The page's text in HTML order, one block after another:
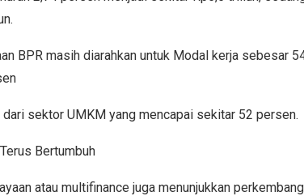
BPR masih diarahkan untuk Modal kerja sebesar
sektor UMKM yang mencapai sekitar 52 persen.
Bertumbuh
atau multifinance juga menunjukkan